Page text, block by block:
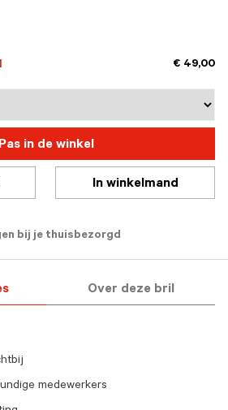
€ 49,00
Pas in de winkel
In winkelmand
bij je thuisbezorgd
Over deze bril
medewerkers